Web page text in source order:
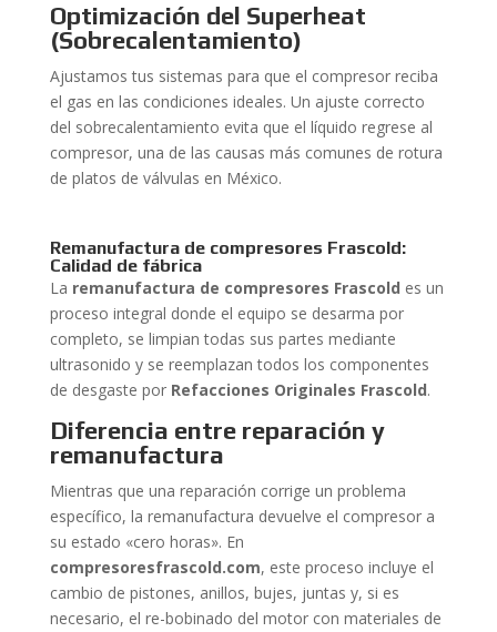
Optimización del Superheat
(Sobrecalentamiento)
Ajustamos tus sistemas para que el compresor reciba
el gas en las condiciones ideales. Un ajuste correcto
del sobrecalentamiento evita que el líquido regrese al
compresor, una de las causas más comunes de rotura
de platos de válvulas en México.
Remanufactura de compresores Frascold:
Calidad de fábrica
La remanufactura de compresores Frascold es un
proceso integral donde el equipo se desarma por
completo, se limpian todas sus partes mediante
ultrasonido y se reemplazan todos los componentes
de desgaste por Refacciones Originales Frascold.
Diferencia entre reparación y
remanufactura
Mientras que una reparación corrige un problema
específico, la remanufactura devuelve el compresor a
su estado «cero horas». En
compresoresfrascold.com, este proceso incluye el
cambio de pistones, anillos, bujes, juntas y, si es
necesario, el re-bobinado del motor con materiales de